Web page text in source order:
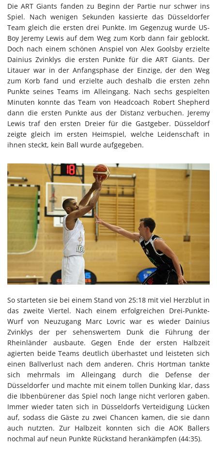
Die ART Giants fanden zu Beginn der Partie nur schwer ins
Spiel. Nach wenigen Sekunden kassierte das Düsseldorfer
Team gleich die ersten drei Punkte. Im Gegenzug wurde US-
Boy Jeremy Lewis auf dem Weg zum Korb dann fair geblockt.
Doch nach einem schönen Anspiel von Alex Goolsby erzielte
Dainius Zvinklys die ersten Punkte für die ART Giants. Der
Litauer war in der Anfangsphase der Einzige, der den Weg
zum Korb fand und erzielte auch deshalb die ersten zehn
Punkte seines Teams im Alleingang. Nach sechs gespielten
Minuten konnte das Team von Headcoach Robert Shepherd
dann die ersten Punkte aus der Distanz verbuchen. Jeremy
Lewis traf den ersten Dreier für die Gastgeber. Düsseldorf
zeigte gleich im ersten Heimspiel, welche Leidenschaft in
ihnen steckt, kein Ball wurde aufgegeben.
So starteten sie bei einem Stand von 25:18 mit viel Herzblut in
das zweite Viertel. Nach einem erfolgreichen Drei-Punkte-
Wurf von Neuzugang Marc Lovric war es wieder Dainius
Zvinklys der per sehenswertem Dunk die Führung der
Rheinländer ausbaute. Gegen Ende der ersten Halbzeit
agierten beide Teams deutlich überhastet und leisteten sich
einen Ballverlust nach dem anderen. Chris Hortman tankte
sich mehrmals im Alleingang durch die Defense der
Düsseldorfer und machte mit einem tollen Dunking klar, dass
die Ibbenbürener das Spiel noch lange nicht verloren gaben.
Immer wieder taten sich in Düsseldorfs Verteidigung Lücken
auf, sodass die Gäste zu zwei Chancen kamen, die sie dann
auch nutzten. Zur Halbzeit konnten sich die AOK Ballers
nochmal auf neun Punkte Rückstand herankämpfen (44:35).